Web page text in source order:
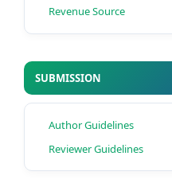
Revenue Source
SUBMISSION
Author Guidelines
Reviewer Guidelines